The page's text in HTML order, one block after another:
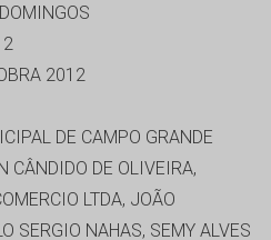
2012
DE CAMPO GRANDE
CÂNDIDO DE OLIVEIRA,
LTDA, JOÃO
SERGIO NAHAS, SEMY ALVES